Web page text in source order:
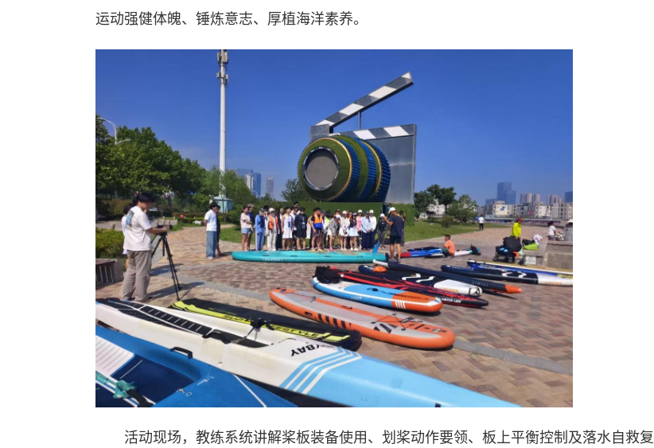
运动强健体魄、锤炼意志、厚植海洋素养。
活动现场，教练系统讲解桨板装备使用、划桨动作要领、板上平衡控制及落水自救复